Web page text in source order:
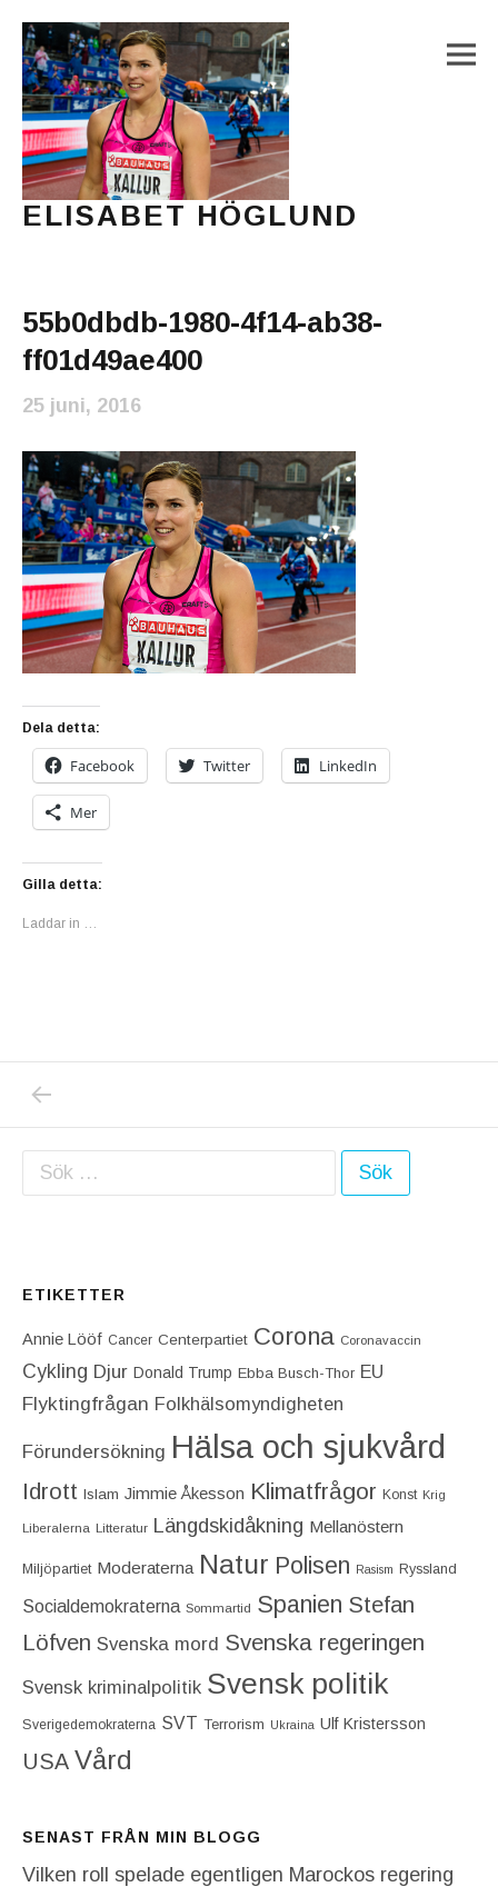
ELISABET HÖGLUND
55b0dbdb-1980-4f14-ab38-
ff01d49ae400
25 juni, 2016
Dela detta:
Facebook Twitter LinkedIn
Mer
Gilla detta:
Laddar in …
Inläggsnavigering
Sök efter:
ETIKETTER
Annie Lööf Cancer Centerpartiet‎ Corona Coronavaccin
Cykling Djur Donald Trump Ebba Busch-Thor EU
Flyktingfrågan Folkhälsomyndigheten
Förundersökning Hälsa och sjukvård
Idrott Islam Jimmie Åkesson Klimatfrågor Konst Krig
Liberalerna Litteratur Längdskidåkning Mellanöstern
Miljöpartiet Moderaterna Natur Polisen Rasism Ryssland
Socialdemokraterna Sommartid Spanien Stefan
Löfven Svenska mord Svenska regeringen
Svensk kriminalpolitik Svensk politik
Sverigedemokraterna SVT Terrorism Ukraina Ulf Kristersson
USA Vård
SENAST FRÅN MIN BLOGG
Vilken roll spelade egentligen Marockos regering